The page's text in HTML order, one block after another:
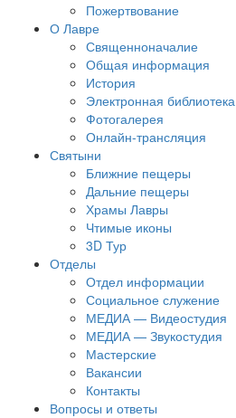
Пожертвование
О Лавре
Священноначалие
Общая информация
История
Электронная библиотека
Фотогалерея
Онлайн-трансляция
Святыни
Ближние пещеры
Дальние пещеры
Храмы Лавры
Чтимые иконы
3D Тур
Отделы
Отдел информации
Социальное служение
МЕДИА — Видеостудия
МЕДИА — Звукостудия
Мастерские
Вакансии
Контакты
Вопросы и ответы